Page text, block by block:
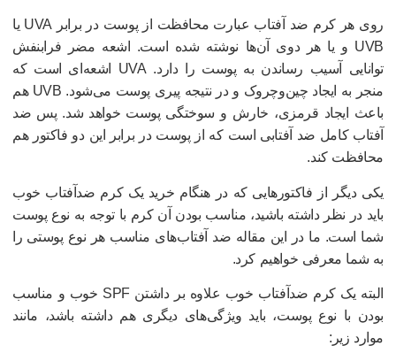
روی هر کرم ضد آفتاب عبارت محافظت از پوست در برابر UVA یا
UVB و یا هر دوی آن‌ها نوشته شده است. اشعه مضر فرابنفش
توانایی آسیب رساندن به پوست را دارد. UVA اشعه‌ای است که
منجر به ایجاد چین‌وچروک و در نتیجه پیری پوست می‌شود. UVB هم
ایجاد قرمزی، خارش و سوختگی پوست خواهد شد. پس ضد
کامل ضد آفتابی است که از پوست در برابر این دو فاکتور هم
کند.
دیگر از فاکتورهایی که در هنگام خرید یک کرم ضدآفتاب خوب
در نظر داشته باشید، مناسب بودن آن کرم با توجه به نوع پوست
است. ما در این مقاله ضد آفتاب‌های مناسب هر نوع پوستی را
شما معرفی خواهیم کرد.
البته یک کرم ضدآفتاب خوب علاوه بر داشتن SPF خوب و مناسب
با نوع پوست، باید ویژگی‌های دیگری هم داشته باشد، مانند
زیر: